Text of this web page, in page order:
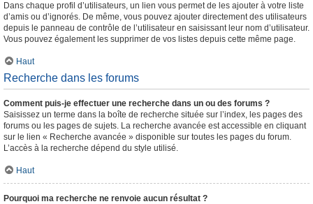
Dans chaque profil d’utilisateurs, un lien vous permet de les ajouter à votre liste
d’amis ou d’ignorés. De même, vous pouvez ajouter directement des utilisateurs
depuis le panneau de contrôle de l’utilisateur en saisissant leur nom d’utilisateur.
Vous pouvez également les supprimer de vos listes depuis cette même page.
Haut
Recherche dans les forums
Comment puis-je effectuer une recherche dans un ou des forums ?
Saisissez un terme dans la boîte de recherche située sur l’index, les pages des
forums ou les pages de sujets. La recherche avancée est accessible en cliquant
sur le lien « Recherche avancée » disponible sur toutes les pages du forum.
L’accès à la recherche dépend du style utilisé.
Haut
Pourquoi ma recherche ne renvoie aucun résultat ?